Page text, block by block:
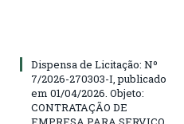
Dispensa de Licitação: Nº
7/2026-270303-I, publicado
em 01/04/2026. Objeto:
CONTRATAÇÃO DE